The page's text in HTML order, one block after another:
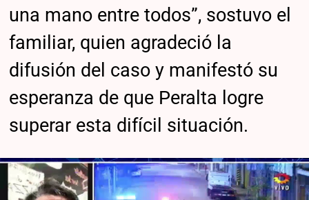
una mano entre todos”, sostuvo el
familiar, quien agradeció la
difusión del caso y manifestó su
esperanza de que Peralta logre
superar esta difícil situación.